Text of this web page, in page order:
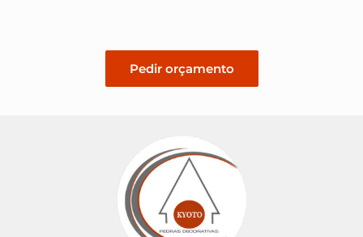
Pedir orçamento